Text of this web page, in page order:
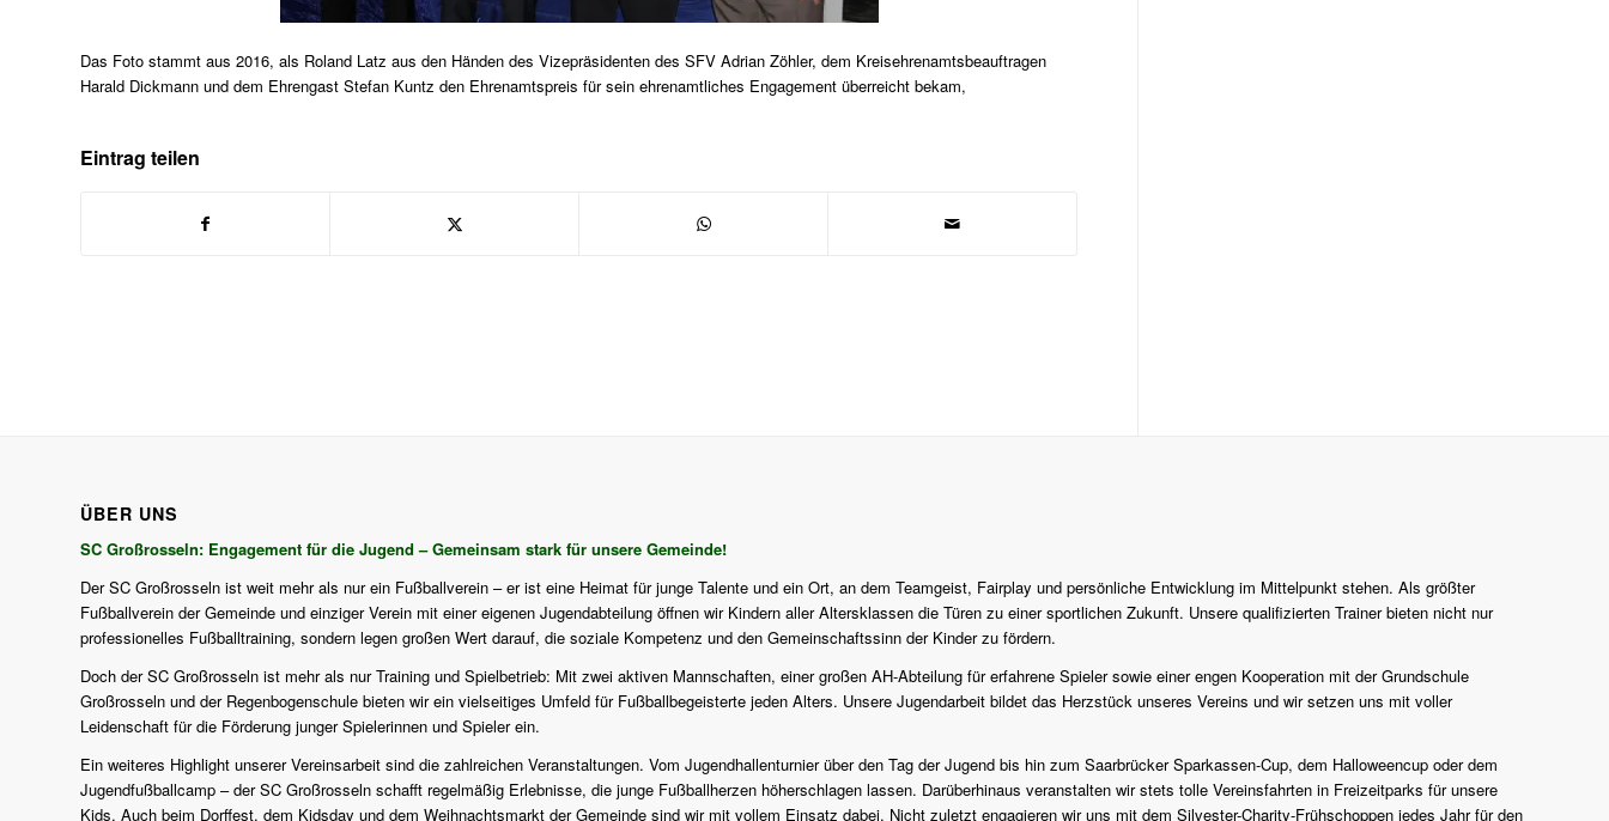
Das Foto stammt aus 2016, als Roland Latz aus den Händen des Vizepräsidenten des SFV Adrian Zöhler, dem Kreisehrenamtsbeauftragen
Harald Dickmann und dem Ehrengast Stefan Kuntz den Ehrenamtspreis für sein ehrenamtliches Engagement überreicht bekam,
Eintrag teilen
ÜBER UNS
SC Großrosseln: Engagement für die Jugend – Gemeinsam stark für unsere Gemeinde!
Der SC Großrosseln ist weit mehr als nur ein Fußballverein – er ist eine Heimat für junge Talente und ein Ort, an dem Teamgeist, Fairplay und persönliche Entwicklung im Mittelpunkt stehen. Als größter
Fußballverein der Gemeinde und einziger Verein mit einer eigenen Jugendabteilung öffnen wir Kindern aller Altersklassen die Türen zu einer sportlichen Zukunft. Unsere qualifizierten Trainer bieten nicht nur
professionelles Fußballtraining, sondern legen großen Wert darauf, die soziale Kompetenz und den Gemeinschaftssinn der Kinder zu fördern.
Doch der SC Großrosseln ist mehr als nur Training und Spielbetrieb: Mit zwei aktiven Mannschaften, einer großen AH-Abteilung für erfahrene Spieler sowie einer engen Kooperation mit der Grundschule
Großrosseln und der Regenbogenschule bieten wir ein vielseitiges Umfeld für Fußballbegeisterte jeden Alters. Unsere Jugendarbeit bildet das Herzstück unseres Vereins und wir setzen uns mit voller
Leidenschaft für die Förderung junger Spielerinnen und Spieler ein.
Ein weiteres Highlight unserer Vereinsarbeit sind die zahlreichen Veranstaltungen. Vom Jugendhallenturnier über den Tag der Jugend bis hin zum Saarbrücker Sparkassen-Cup, dem Halloweencup oder dem
Jugendfußballcamp – der SC Großrosseln schafft regelmäßig Erlebnisse, die junge Fußballherzen höherschlagen lassen. Darüberhinaus veranstalten wir stets tolle Vereinsfahrten in Freizeitparks für unsere
Kids. Auch beim Dorffest, dem Kidsday und dem Weihnachtsmarkt der Gemeinde sind wir mit vollem Einsatz dabei. Nicht zuletzt engagieren wir uns mit dem Silvester-Charity-Frühschoppen jedes Jahr für den